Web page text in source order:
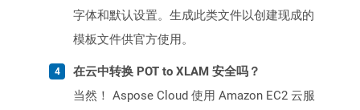
字体和默认设置。生成此类文件以创建现成的
模板文件供官方使用。
在云中转换 POT to XLAM 安全吗？
当然！ Aspose Cloud 使用 Amazon EC2 云服